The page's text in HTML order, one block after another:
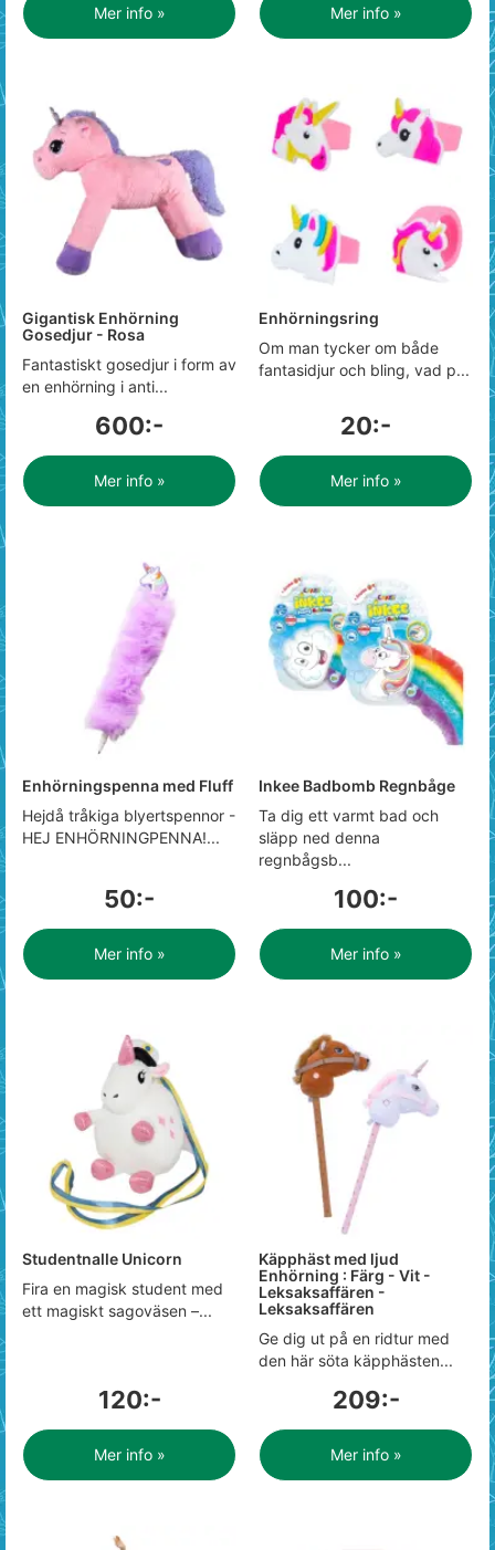
Mer info » Mer info »
Gigantisk Enhörning
Gosedjur - Rosa
Fantastiskt gosedjur i form av
en enhörning i anti...
600:-
Mer info »
Enhörningsring
Om man tycker om både
fantasidjur och bling, vad p...
20:-
Mer info »
Enhörningspenna med Fluff
Hejdå tråkiga blyertspennor -
HEJ ENHÖRNINGPENNA!...
50:-
Mer info »
Inkee Badbomb Regnbåge
Ta dig ett varmt bad och
släpp ned denna
regnbågsb...
100:-
Mer info »
Studentnalle Unicorn
Fira en magisk student med
ett magiskt sagoväsen –...
120:-
Mer info »
Käpphäst med ljud
Enhörning : Färg - Vit -
Leksaksaffären -
Leksaksaffären
Ge dig ut på en ridtur med
den här söta käpphästen...
209:-
Mer info »